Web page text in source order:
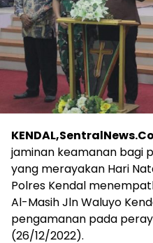
jaminan keamanan bagi
yang merayakan Hari
Polres Kendal
Al-Masih Jln Waluyo
pengamanan pada
(26/12/2022).